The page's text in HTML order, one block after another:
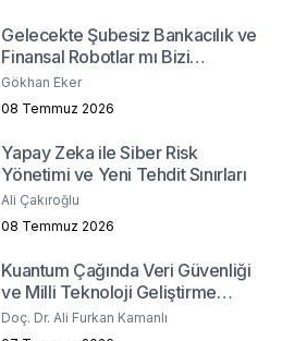
Gelecekte Şubesiz Bankacılık ve
Finansal Robotlar mı Bizi
Bekliyor?
Gökhan Eker
08 Temmuz 2026
Yapay Zeka ile Siber Risk
Yönetimi ve Yeni Tehdit Sınırları
Ali Çakıroğlu
08 Temmuz 2026
Kuantum Çağında Veri Güvenliği
ve Milli Teknoloji Geliştirme
Stratejileri
Doç. Dr. Ali Furkan Kamanlı